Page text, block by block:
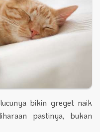
bikin greget naik
pastinya, bukan